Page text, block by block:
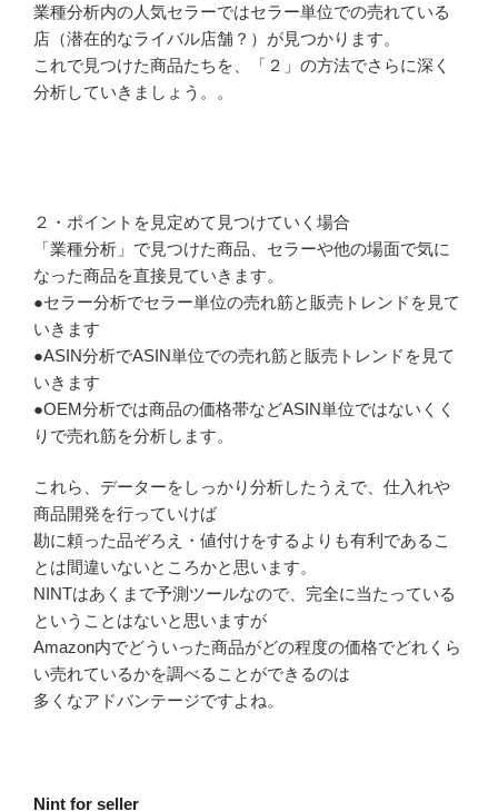
業種分析内の人気セラーではセラー単位での売れている
店（潜在的なライバル店舗？）が見つかります。
これで見つけた商品たちを、「２」の方法でさらに深く
分析していきましょう。。
２・ポイントを見定めて見つけていく場合
「業種分析」で見つけた商品、セラーや他の場面で気に
なった商品を直接見ていきます。
●セラー分析でセラー単位の売れ筋と販売トレンドを見て
いきます
●ASIN分析でASIN単位での売れ筋と販売トレンドを見て
いきます
●OEM分析では商品の価格帯などASIN単位ではないくく
りで売れ筋を分析します。
これら、データーをしっかり分析したうえで、仕入れや
商品開発を行っていけば
勘に頼った品ぞろえ・値付けをするよりも有利であるこ
とは間違いないところかと思います。
NINTはあくまで予測ツールなので、完全に当たっている
ということはないと思いますが
Amazon内でどういった商品がどの程度の価格でどれくら
い売れているかを調べることができるのは
多くなアドバンテージですよね。
Nint for seller